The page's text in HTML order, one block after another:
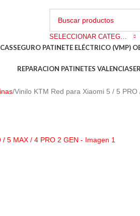
SELECCIONAR CATEGORÍA
SEGURO PATINETE ELÉCTRICO (VMP)
REPARACION PATINETES VALENCIA
Vinilo KTM Red para Xiaomi 5 / 5 PRO